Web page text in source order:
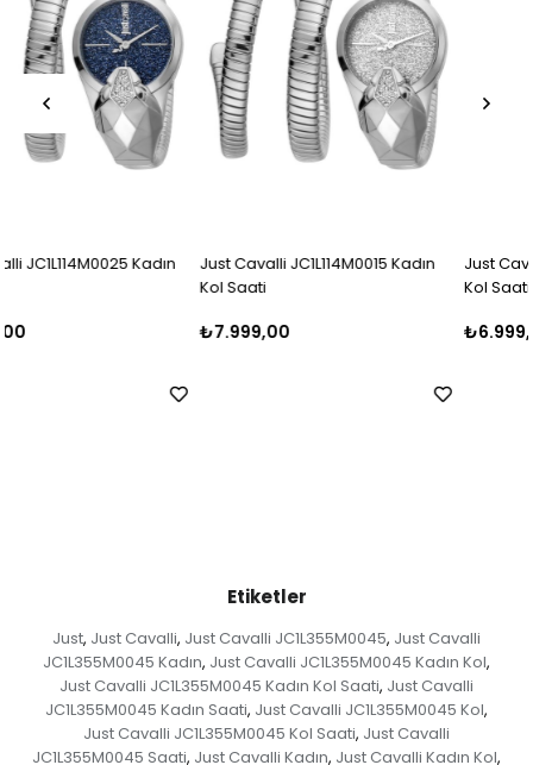
Just Cavalli JC1L114M0015 Kadın
₺7.999,00
Just Cavalli JC1L232M0045 Kadın
₺6.999,99
Etiketler
Just, Just Cavalli, Just Cavalli JC1L355M0045, Just Cavalli
JC1L355M0045 Kadın, Just Cavalli JC1L355M0045 Kadın Kol,
Just Cavalli JC1L355M0045 Kadın Kol Saati, Just Cavalli
JC1L355M0045 Kadın Saati, Just Cavalli JC1L355M0045 Kol,
Just Cavalli JC1L355M0045 Kol Saati, Just Cavalli
JC1L355M0045 Saati, Just Cavalli Kadın, Just Cavalli Kadın Kol,